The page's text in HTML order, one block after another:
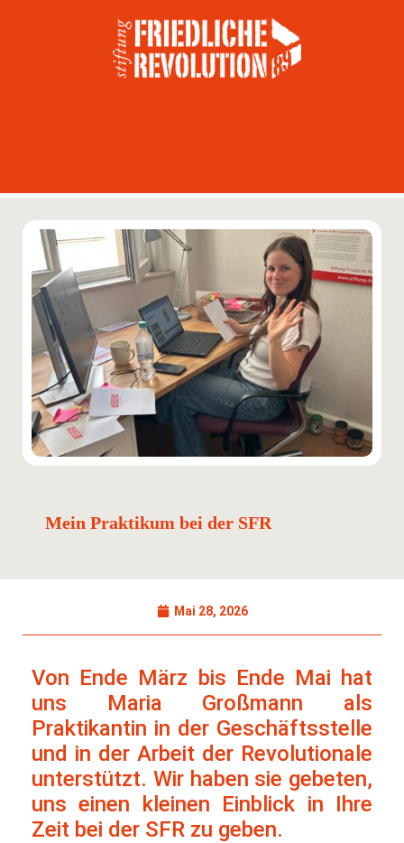
Mein Praktikum bei der SFR
Mai 28, 2026
Von Ende März bis Ende Mai hat
uns Maria Großmann als
Praktikantin in der Geschäftsstelle
und in der Arbeit der Revolutionale
unterstützt. Wir haben sie gebeten,
uns einen kleinen Einblick in Ihre
Zeit bei der SFR zu geben.